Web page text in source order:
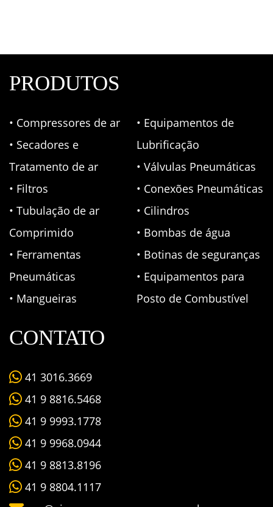
PRODUTOS
• Compressores de ar
• Secadores e
Tratamento de ar
• Filtros
• Tubulação de ar
Comprimido
• Ferramentas
Pneumáticas
• Mangueiras
• Equipamentos de
Lubrificação
• Válvulas Pneumáticas
• Conexões Pneumáticas
• Cilindros
• Bombas de água
• Botinas de seguranças
• Equipamentos para
Posto de Combustível
CONTATO
41 3016.3669
41 9 8816.5468
41 9 9993.1778
41 9 9968.0944
41 9 8813.8196
41 9 8804.1117